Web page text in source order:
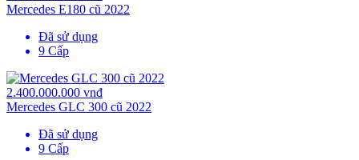
Mercedes E180 cũ 2022
Đã sử dụng
9 Cấp
2.400.000.000 vnđ
Mercedes GLC 300 cũ 2022
Đã sử dụng
9 Cấp